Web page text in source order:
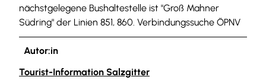
nächstgelegene Bushaltestelle ist "Groß Mahner
Südring" der Linien 851, 860. Verbindungssuche ÖPNV
Autor:in
Tourist-Information Salzgitter